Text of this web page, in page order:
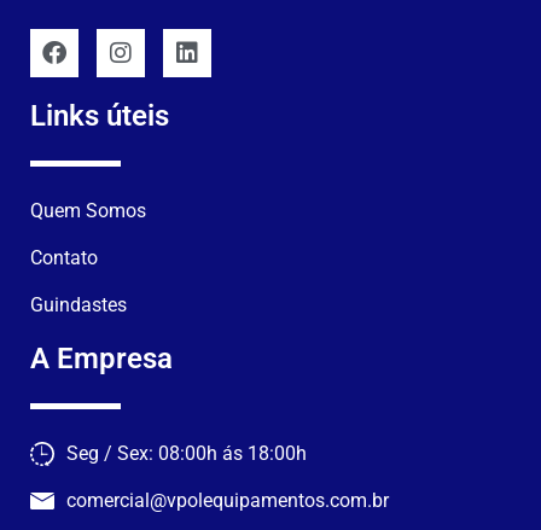
Links úteis
Quem Somos
Contato
Guindastes
A Empresa
Seg / Sex: 08:00h ás 18:00h
comercial@vpolequipamentos.com.br